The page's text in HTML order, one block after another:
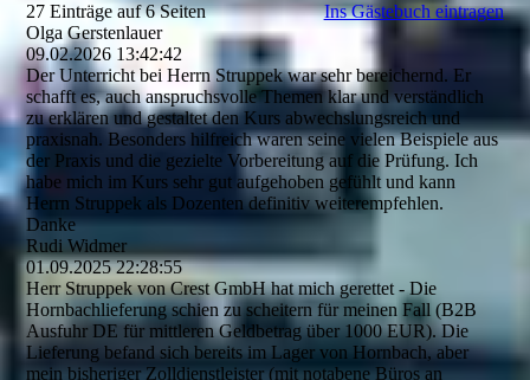
27 Einträge auf 6 Seiten
Ins Gästebuch eintragen
Olga Gerstenlauer
09.02.2026 13:42:42
Der Unterricht bei Herrn Struppek war sehr bereichernd. Er
schafft es, auch anspruchsvolle Themen klar und verständlich
zu erklären und gestaltet den Kurs abwechslungsreich und
praxisnah. Besonders hilfreich waren seine vielen Beispiele aus
der Praxis und die gezielte Vorbereitung auf die Prüfung. Ich
habe mich im Kurs sehr gut aufgehoben gefühlt und kann
Herrn Struppek als Dozenten definitiv weiterempfehlen.
Danke
Rudi Widmer
01.09.2025 22:28:55
Herr Struppek von Crest GmbH hat mich gerettet - Die
Hornbachlieferung schien zu scheitern für meinen Fall (B2B
Ausfuhr DE für mittleren Geldbetrag über 1000 EUR). Die
Lieferung befand sich bereits im Lager von Hornbach, aber
mein bisheriger Zolldienstleister (mit notabene Büros an